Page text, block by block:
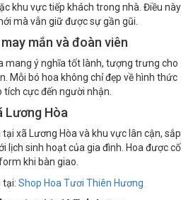
khu vực tiếp khách trong nhà. Điều này
mà vẫn giữ được sự gần gũi.
mắn và đoàn viên
mang ý nghĩa tốt lành, tượng trưng cho
Mỗi bó hoa không chỉ đẹp về hình thức
cực đến người nhận.
Lương Hòa
xã Lương Hòa và khu vực lân cận, sắp
lịch sinh hoạt của gia đình. Hoa được cố
khi bàn giao.
tại: Shop Hoa Tươi Thiên Hương